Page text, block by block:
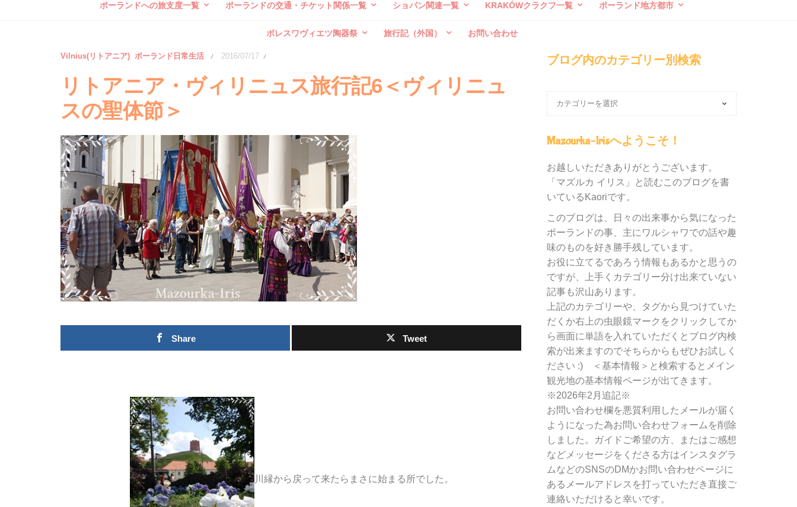
ポーランドへの旅支度一覧 ポーランドの交通・チケット関係一覧 ショパン関連一覧 KRAKÓWクラクフ一覧 ポーランド地方都市
ボレスワヴィエツ陶器祭 旅行記（外国） お問い合わせ
Vilnius(リトアニア) ポーランド日常生活 / 2016/07/17 /
リトアニア・ヴィリニュス旅行記6＜ヴィリニュ
スの聖体節＞
Share Tweet
川縁から戻って来たらまさに始まる所でした。
ブログ内のカテゴリー別検索
内
の
テ
ゴ
リ
別
検
索
Mazourka-Irisへようこそ！
お越しいただきありがとうございます。
「マズルカ イリス」と読むこのブログを書
いているKaoriです。
このブログは、日々の出来事から気になった
ポーランドの事、主にワルシャワでの話や趣
味のものを好き勝手残しています。
お役に立てるであろう情報もあるかと思うの
ですが、上手くカテゴリー分け出来ていない
記事も沢山あります。
上記のカテゴリーや、タグから見つけていた
だくか右上の虫眼鏡マークをクリックしてか
ら画面に単語を入れていただくとブログ内検
索が出来ますのでそちらからもぜひお試しく
ださい :) ＜基本情報＞と検索するとメイン
観光地の基本情報ページが出てきます。
※2026年2月追記※
お問い合わせ欄を悪質利用したメールが届く
ようになった為お問い合わせフォームを削除
しました。ガイドご希望の方、またはご感想
などメッセージをくださる方はインスタグラ
ムなどのSNSのDMかお問い合わせページに
あるメールアドレスを打っていただき直接ご
連絡いただけると幸いです。